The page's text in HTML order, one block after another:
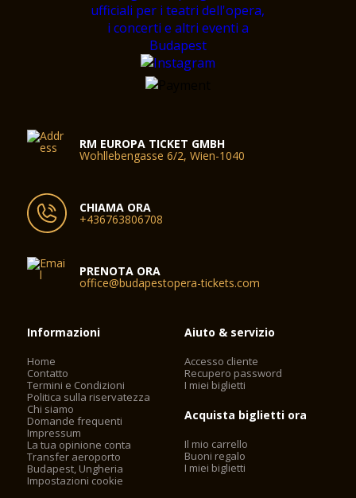
RM EUROPA TICKET GMBH
Wohllebengasse 6/2, Wien-1040
CHIAMA ORA
+436763806708
PRENOTA ORA
office@budapestopera-tickets.com
Informazioni
Home
Contatto
Termini e Condizioni
Politica sulla riservatezza
Chi siamo
Domande frequenti
Impressum
La tua opinione conta
Transfer aeroporto
Budapest, Ungheria
Impostazioni cookie
Aiuto & servizio
Accesso cliente
Recupero password
I miei biglietti
Acquista biglietti ora
Il mio carrello
Buoni regalo
I miei biglietti